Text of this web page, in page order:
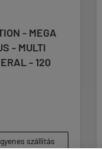
- MEGA
- MULTI
- 120
szállítás